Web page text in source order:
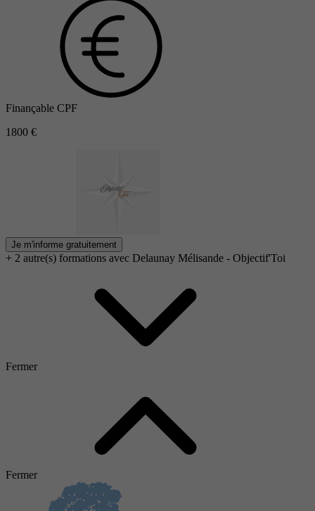
Finançable CPF
1800 €
Je m'informe gratuitement
+ 2 autre(s) formations avec Delaunay Mélisande - Objectif'Toi
Fermer
Fermer